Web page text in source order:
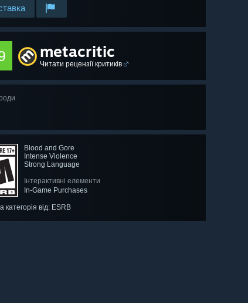
metacritic
Читати рецензії критиків
Blood and Gore
Intense Violence
Strong Language
Інтерактивні елементи
In-Game Purchases
категорія від: ESRB